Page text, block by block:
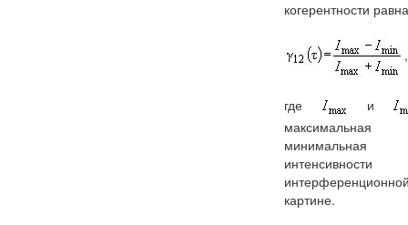
когерентности
,
где
и
минимальная
картине.